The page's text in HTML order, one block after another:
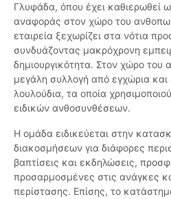
Γλυφάδα, όπου έχει καθιερωθεί
αναφοράς στον χώρο του
εταιρεία ξεχωρίζει στα νότια
συνδυάζοντας μακρόχρονη
δημιουργικότητα. Στον χώρο του
μεγάλη συλλογή από εγχώρια
λουλούδια, τα οποία
ειδικών ανθοσυνθέσεων.
Η ομάδα ειδικεύεται στην
διακοσμήσεων για διάφορες
βαπτίσεις και εκδηλώσεις,
προσαρμοσμένες στις ανάγκες
περίστασης. Επίσης, το